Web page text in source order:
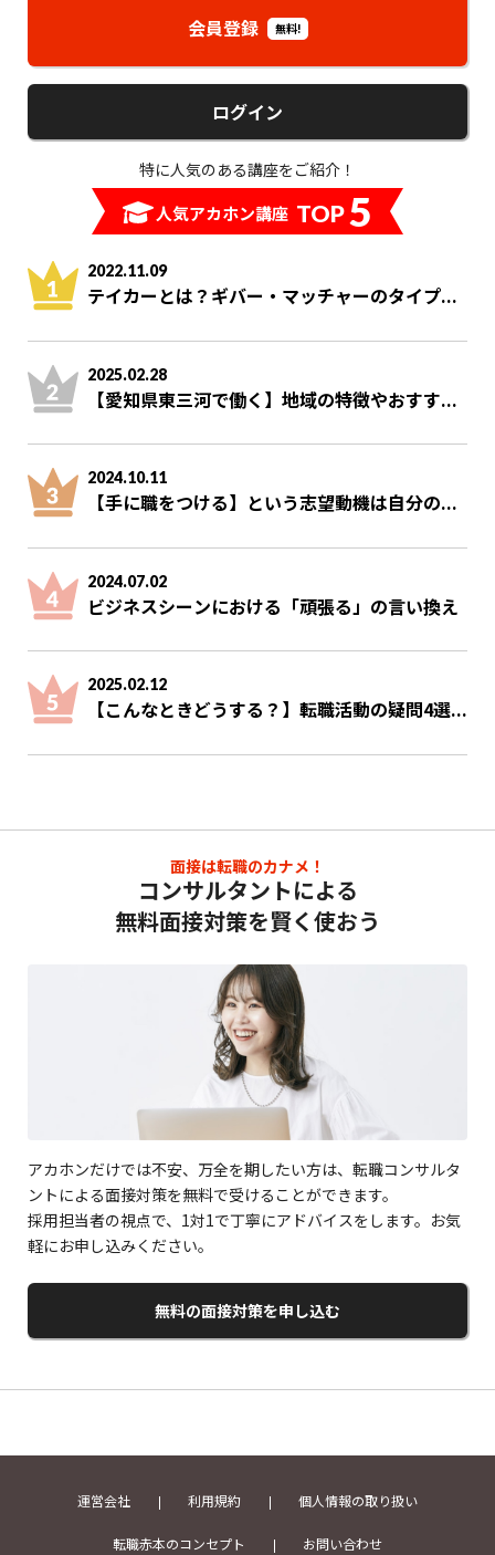
会員登録 無料!
ログイン
特に人気のある講座をご紹介！
人気アカホン講座 TOP5
2022.11.09
テイカーとは？ギバー・マッチャーのタイプ...
2025.02.28
【愛知県東三河で働く】地域の特徴やおすす...
2024.10.11
【手に職をつける】という志望動機は自分の...
2024.07.02
ビジネスシーンにおける「頑張る」の言い換え
2025.02.12
【こんなときどうする？】転職活動の疑問4選...
面接は転職のカナメ！
コンサルタントによる
無料面接対策を賢く使おう
アカホンだけでは不安、万全を期したい方は、転職コンサルタ
ントによる面接対策を無料で受けることができます。
採用担当者の視点で、1対1で丁寧にアドバイスをします。お気
軽にお申し込みください。
無料の面接対策を申し込む
運営会社 利用規約 個人情報の取り扱い
転職赤本のコンセプト お問い合わせ